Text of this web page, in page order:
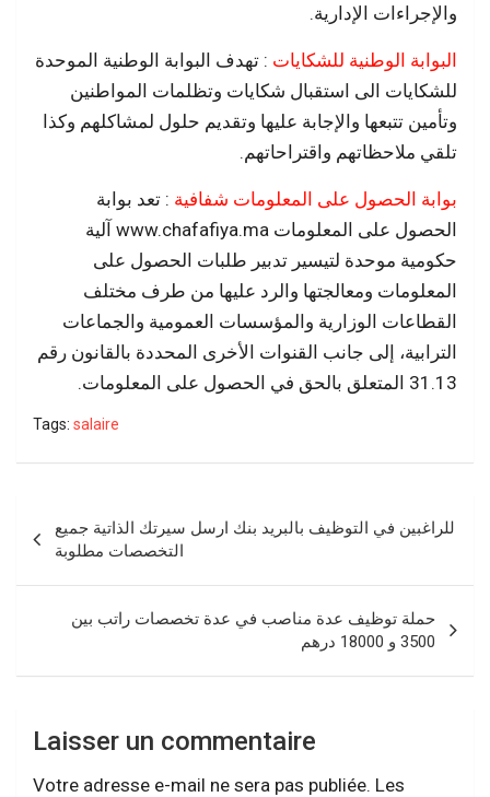
والإجراءات الإدارية.
البوابة الوطنية للشكايات : تهدف البوابة الوطنية الموحدة
للشكايات الى استقبال شكايات وتظلمات المواطنين
وتأمين تتبعها والإجابة عليها وتقديم حلول لمشاكلهم وكذا
تلقي ملاحظاتهم واقتراحاتهم.
بوابة الحصول على المعلومات شفافية : تعد بوابة
الحصول على المعلومات www.chafafiya.ma آلية
حكومية موحدة لتيسير تدبير طلبات الحصول على
المعلومات ومعالجتها والرد عليها من طرف مختلف
القطاعات الوزارية والمؤسسات العمومية والجماعات
الترابية، إلى جانب القنوات الأخرى المحددة بالقانون رقم
31.13 المتعلق بالحق في الحصول على المعلومات.
Tags: salaire
de
l’article
للراغبين في التوظيف بالبريد بنك ارسل سيرتك الذاتية جميع
التخصصات مطلوبة
حملة توظيف عدة مناصب في عدة تخصصات راتب بين
3500 و 18000 درهم
Laisser un commentaire
Votre adresse e-mail ne sera pas publiée. Les